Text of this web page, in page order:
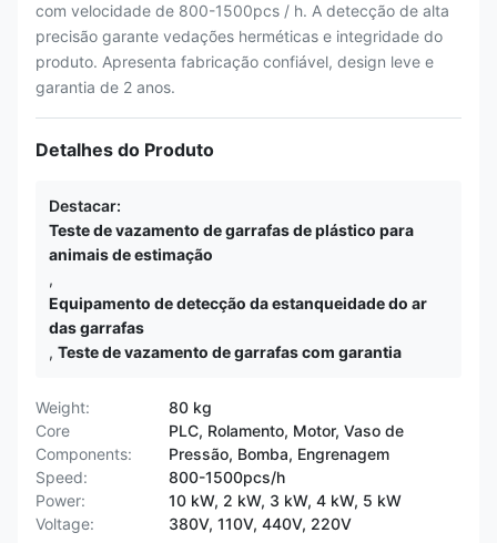
com velocidade de 800-1500pcs / h. A detecção de alta
precisão garante vedações herméticas e integridade do
produto. Apresenta fabricação confiável, design leve e
garantia de 2 anos.
Detalhes do Produto
Destacar:
Teste de vazamento de garrafas de plástico para
animais de estimação
,
Equipamento de detecção da estanqueidade do ar
das garrafas
, Teste de vazamento de garrafas com garantia
Weight:
80 kg
Core
Components:
PLC, Rolamento, Motor, Vaso de
Pressão, Bomba, Engrenagem
Speed:
800-1500pcs/h
Power:
10 kW, 2 kW, 3 kW, 4 kW, 5 kW
Voltage:
380V, 110V, 440V, 220V